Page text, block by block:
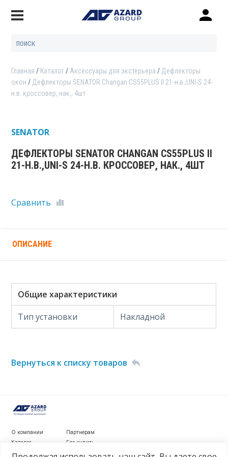
Главная Каталог Аксессуары для экстерьера
Дефлекторы
окон
Дефлекторы SENATOR Changan CS55PLUS II 21-н.в.,UNI-S 24-
н.в. кроссовер, нак., 4шт
ДЕФЛЕКТОРЫ SENATOR CHANGAN CS55PLUS II
21-Н.В.,UNI-S 24-Н.В. КРОССОВЕР, НАК., 4ШТ
SENATOR
Сравнить
ОПИСАНИЕ
Общие характеристики
Тип установки
Накладной
Вернуться к списку товаров
О компании
Каталог
Новости
Партнерам
Где купить